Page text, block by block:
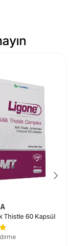
Thistle 60 Kapsül